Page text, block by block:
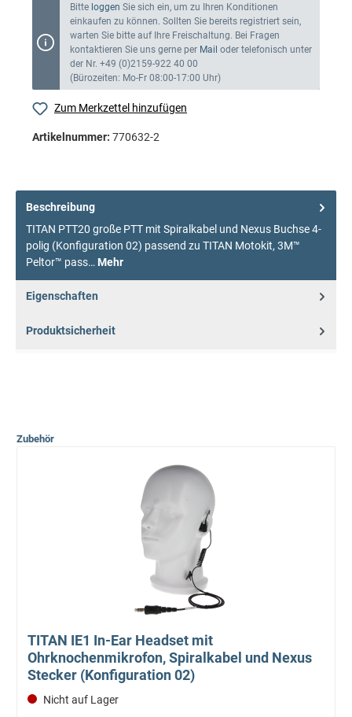
Bitte loggen Sie sich ein, um zu Ihren Konditionen
einkaufen zu können. Sollten Sie bereits registriert sein,
warten Sie bitte auf Ihre Freischaltung. Bei Fragen
kontaktieren Sie uns gerne per Mail oder telefonisch unter
der Nr. +49 (0)2159-922 40 00
(Bürozeiten: Mo-Fr 08:00-17:00 Uhr)
Zum Merkzettel hinzufügen
Artikelnummer: 770632-2
Beschreibung
TITAN PTT20 große PTT mit Spiralkabel und Nexus Buchse 4-
polig (Konfiguration 02) passend zu TITAN Motokit, 3M™
Peltor™ pass… Mehr
Eigenschaften
Produktsicherheit
Zubehör
TITAN IE1 In-Ear Headset mit
Ohrknochenmikrofon, Spiralkabel und Nexus
Stecker (Konfiguration 02)
Nicht auf Lager